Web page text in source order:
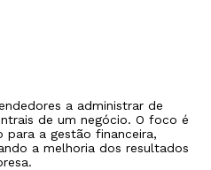
a administrar de
de um negócio. O foco é
a gestão financeira,
a melhoria dos resultados